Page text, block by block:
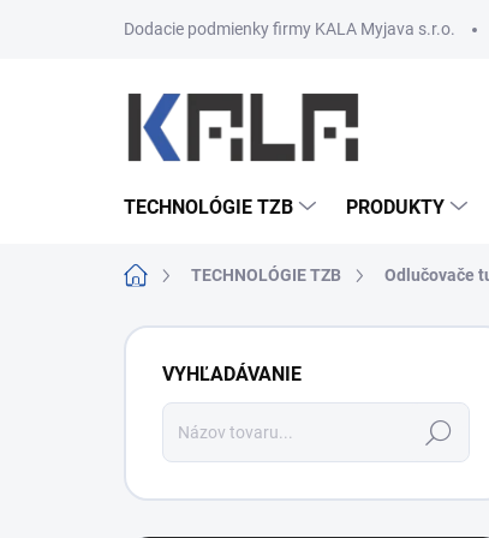
Dodacie podmienky firmy KALA Myjava s.r.o.
TECHNOLÓGIE TZB PRODUKTY
DomovTECHNOLÓGIE TZB Odlučovače
Bočný panel
VYHĽADÁVANIE
Hľadať